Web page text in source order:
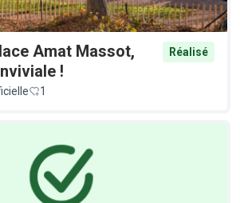
Amat Massot,
!
Réalisé
1